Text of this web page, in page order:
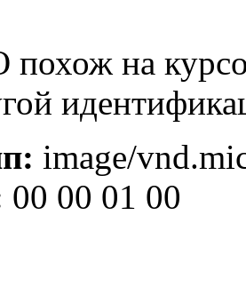
похож на
image/
00 00 01 00